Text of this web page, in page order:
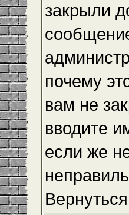
закрыли
почему
вам не
вводите
если же